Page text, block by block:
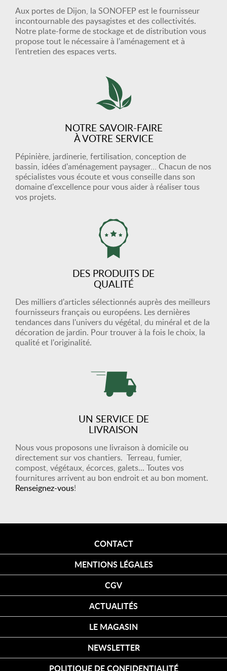
Aux portes de Dijon, la SONOFEP est le fournisseur
incontournable des paysagistes et des collectivités.
Notre plate-forme de stockage et de distribution vous
propose tout le nécessaire à l’aménagement et à
l’entretien des espaces verts.
NOTRE SAVOIR-FAIRE
À VOTRE SERVICE
Pépinière, jardinerie, fertilisation, conception de
bassin, idées d'aménagement paysager… Chacun de nos
spécialistes vous écoute et vous conseille dans son
domaine d'excellence pour vous aider à réaliser tous
vos projets.
DES PRODUITS DE
QUALITÉ
Des milliers d'articles sélectionnés auprès des meilleurs
fournisseurs français ou européens. Les dernières
tendances dans l'univers du végétal, du minéral et de la
décoration de jardin. Pour trouver à la fois le choix, la
qualité et l'originalité.
UN SERVICE DE
LIVRAISON
Nous vous proposons une livraison à domicile ou
directement sur vos chantiers. Terreau, fumier,
compost, végétaux, écorces, galets... Toutes vos
fournitures arrivent au bon endroit et au bon moment.
Renseignez-vous!
CONTACT
MENTIONS LÉGALES
CGV
ACTUALITÉS
LE MAGASIN
NEWSLETTER
POLITIQUE DE CONFIDENTIALITÉ